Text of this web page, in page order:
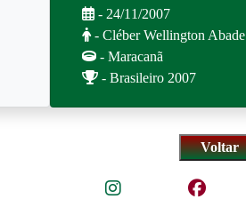
- 24/11/2007
- Cléber Wellington Abade
- Maracanã
- Brasileiro 2007